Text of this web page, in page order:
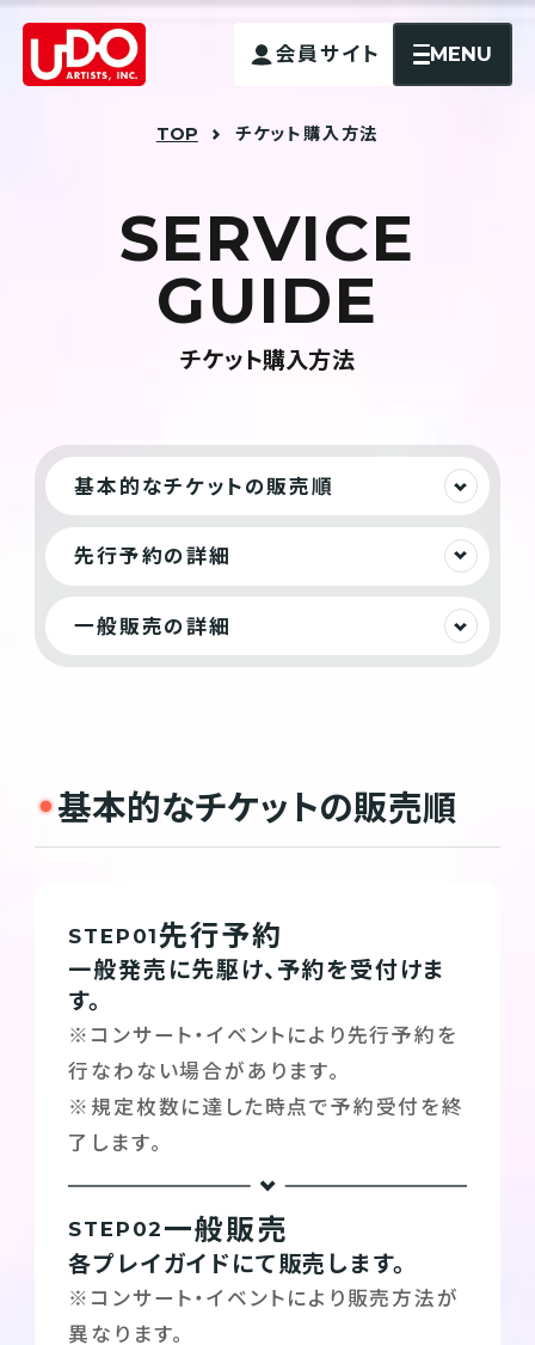
会員サイト MENU
TOP チケット購入方法
SERVICE
GUIDE
チケット購入方法
基本的なチケットの販売順
先行予約の詳細
一般販売の詳細
基本的なチケットの販売順
STEP 先行予約
一般発売に先駆け、予約を受付けま
す。
※コンサート・イベントにより先行予約を
行なわない場合があります。
※規定枚数に達した時点で予約受付を終
了します。
STEP 一般販売
各プレイガイドにて販売します。
※コンサート・イベントにより販売方法が
異なります。